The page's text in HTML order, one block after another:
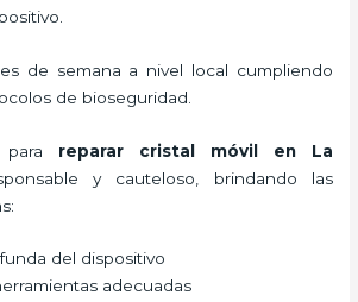
de semana a nivel local cumpliendo
de bioseguridad.
para reparar cristal móvil
en La
y cauteloso, brindando las
del dispositivo
adecuadas